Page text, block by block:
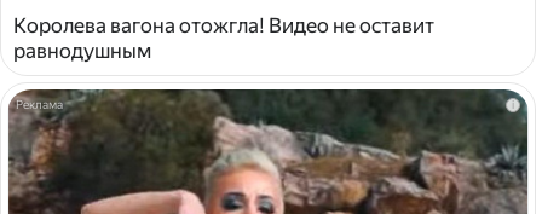
Королева вагона отожгла! Видео не оставит
равнодушным
i